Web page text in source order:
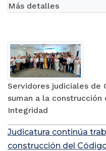
Servidores judiciales de
suman a la construcción
Integridad
Más detalles
Judicatura continúa
construcción del